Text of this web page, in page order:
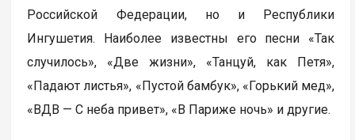
Российской Федерации, но и Республики
Ингушетия. Наиболее известны его песни «Так
случилось», «Две жизни», «Танцуй, как Петя»,
«Падают листья», «Пустой бамбук», «Горький мед»,
«ВДВ — С неба привет», «В Париже ночь» и другие.